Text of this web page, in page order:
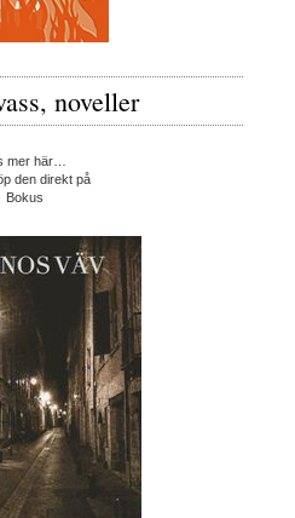
noveller
mer här…
den direkt på
Bokus